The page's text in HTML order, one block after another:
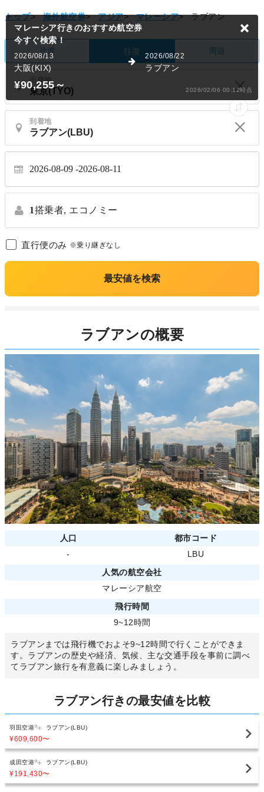
トップ> 海外航空券> アジア> マレーシア> ラブアン
片道 往復 周遊
出発地
到着地
2026-08-09 2026-08-11
1搭乗者, エコノミー
直行便のみ ※乗り継ぎなし
最安値を検索
マレーシア行きのおすすめ航空券
今すぐ検索！
2026/08/13
大阪(KIX)
2026/08/22
ラブアン
¥90,255～ 2026/02/06 00:12時点
ラブアンの概要
人口
都市コード
-
LBU
人気の航空会社
マレーシア航空
飛行時間
9~12時間
ラブアンまでは飛行機でおよそ9~12時間で行くことができま
す。ラブアンの歴史や経済、気候、主な交通手段を事前に調べ
てラブアン旅行を有意義に楽しみましょう。
ラブアン行きの最安値を比較
羽田空港 ラブアン(LBU)
¥609,600〜
成田空港 ラブアン(LBU)
¥191,430〜